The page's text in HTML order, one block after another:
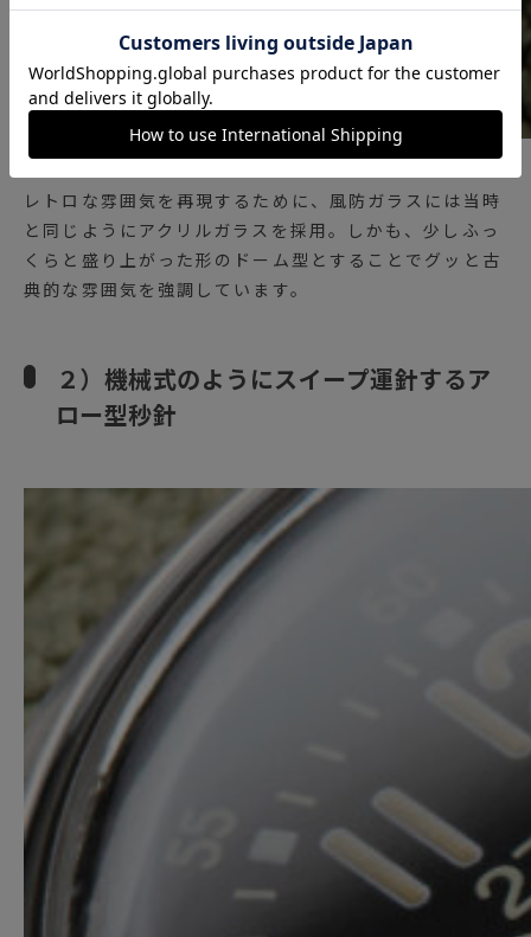
レトロな雰囲気を再現するために、風防ガラスには当時
と同じようにアクリルガラスを採用。しかも、少しふっ
くらと盛り上がった形のドーム型とすることでグッと古
典的な雰囲気を強調しています。
２）機械式のようにスイープ運針するア
ロー型秒針